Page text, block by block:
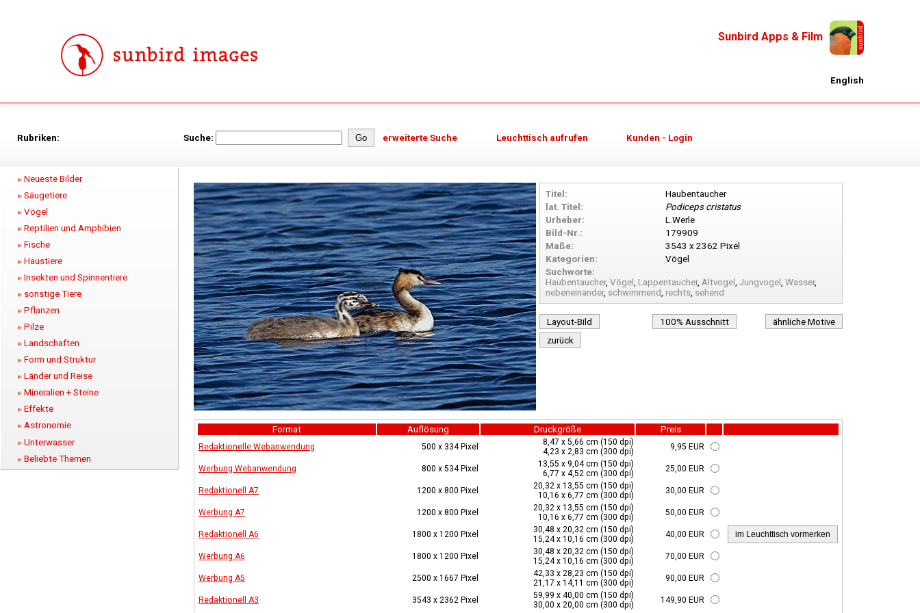
Sunbird Apps & Film
English
Rubriken: Suche: erweiterte Suche Leuchttisch aufrufen Kunden - Login
Neueste Bilder
Säugetiere
Vögel
Reptilien und Amphibien
Fische
Haustiere
Insekten und Spinnentiere
sonstige Tiere
Pflanzen
Pilze
Landschaften
Form und Struktur
Länder und Reise
Mineralien + Steine
Effekte
Astronomie
Unterwasser
Beliebte Themen
Titel:
Haubentaucher
lat. Titel:
Podiceps cristatus
Urheber:
L.Werle
Bild-Nr.:
179909
Maße:
3543 x 2362 Pixel
Kategorien:
Vögel
Suchworte:
Haubentaucher, Vögel , Lappentaucher, Altvogel , Jungvogel , Wasser,
nebeneinander, schwimmend, rechts, sehend
Layout-Bild 100% Ausschnitt
ähnliche Motive
zurück
Format Auflösung Druckgröße Preis
Redaktionelle Webanwendung 500 x 334 Pixel
8,47 x 5,66 cm (150 dpi)
4,23 x 2,83 cm (300 dpi)
9,95 EUR
Werbung Webanwendung 800 x 534 Pixel
13,55 x 9,04 cm (150 dpi)
6,77 x 4,52 cm (300 dpi)
25,00 EUR
Redaktionell A7 1200 x 800 Pixel
20,32 x 13,55 cm (150 dpi)
10,16 x 6,77 cm (300 dpi)
30,00 EUR
Werbung A7 1200 x 800 Pixel
20,32 x 13,55 cm (150 dpi)
10,16 x 6,77 cm (300 dpi)
50,00 EUR
Redaktionell A6 1800 x 1200 Pixel
30,48 x 20,32 cm (150 dpi)
15,24 x 10,16 cm (300 dpi)
40,00 EUR
Werbung A6 1800 x 1200 Pixel
30,48 x 20,32 cm (150 dpi)
15,24 x 10,16 cm (300 dpi)
70,00 EUR
Werbung A5 2500 x 1667 Pixel
42,33 x 28,23 cm (150 dpi)
21,17 x 14,11 cm (300 dpi)
90,00 EUR
Redaktionell A3 3543 x 2362 Pixel
59,99 x 40,00 cm (150 dpi)
30,00 x 20,00 cm (300 dpi)
149,90 EUR